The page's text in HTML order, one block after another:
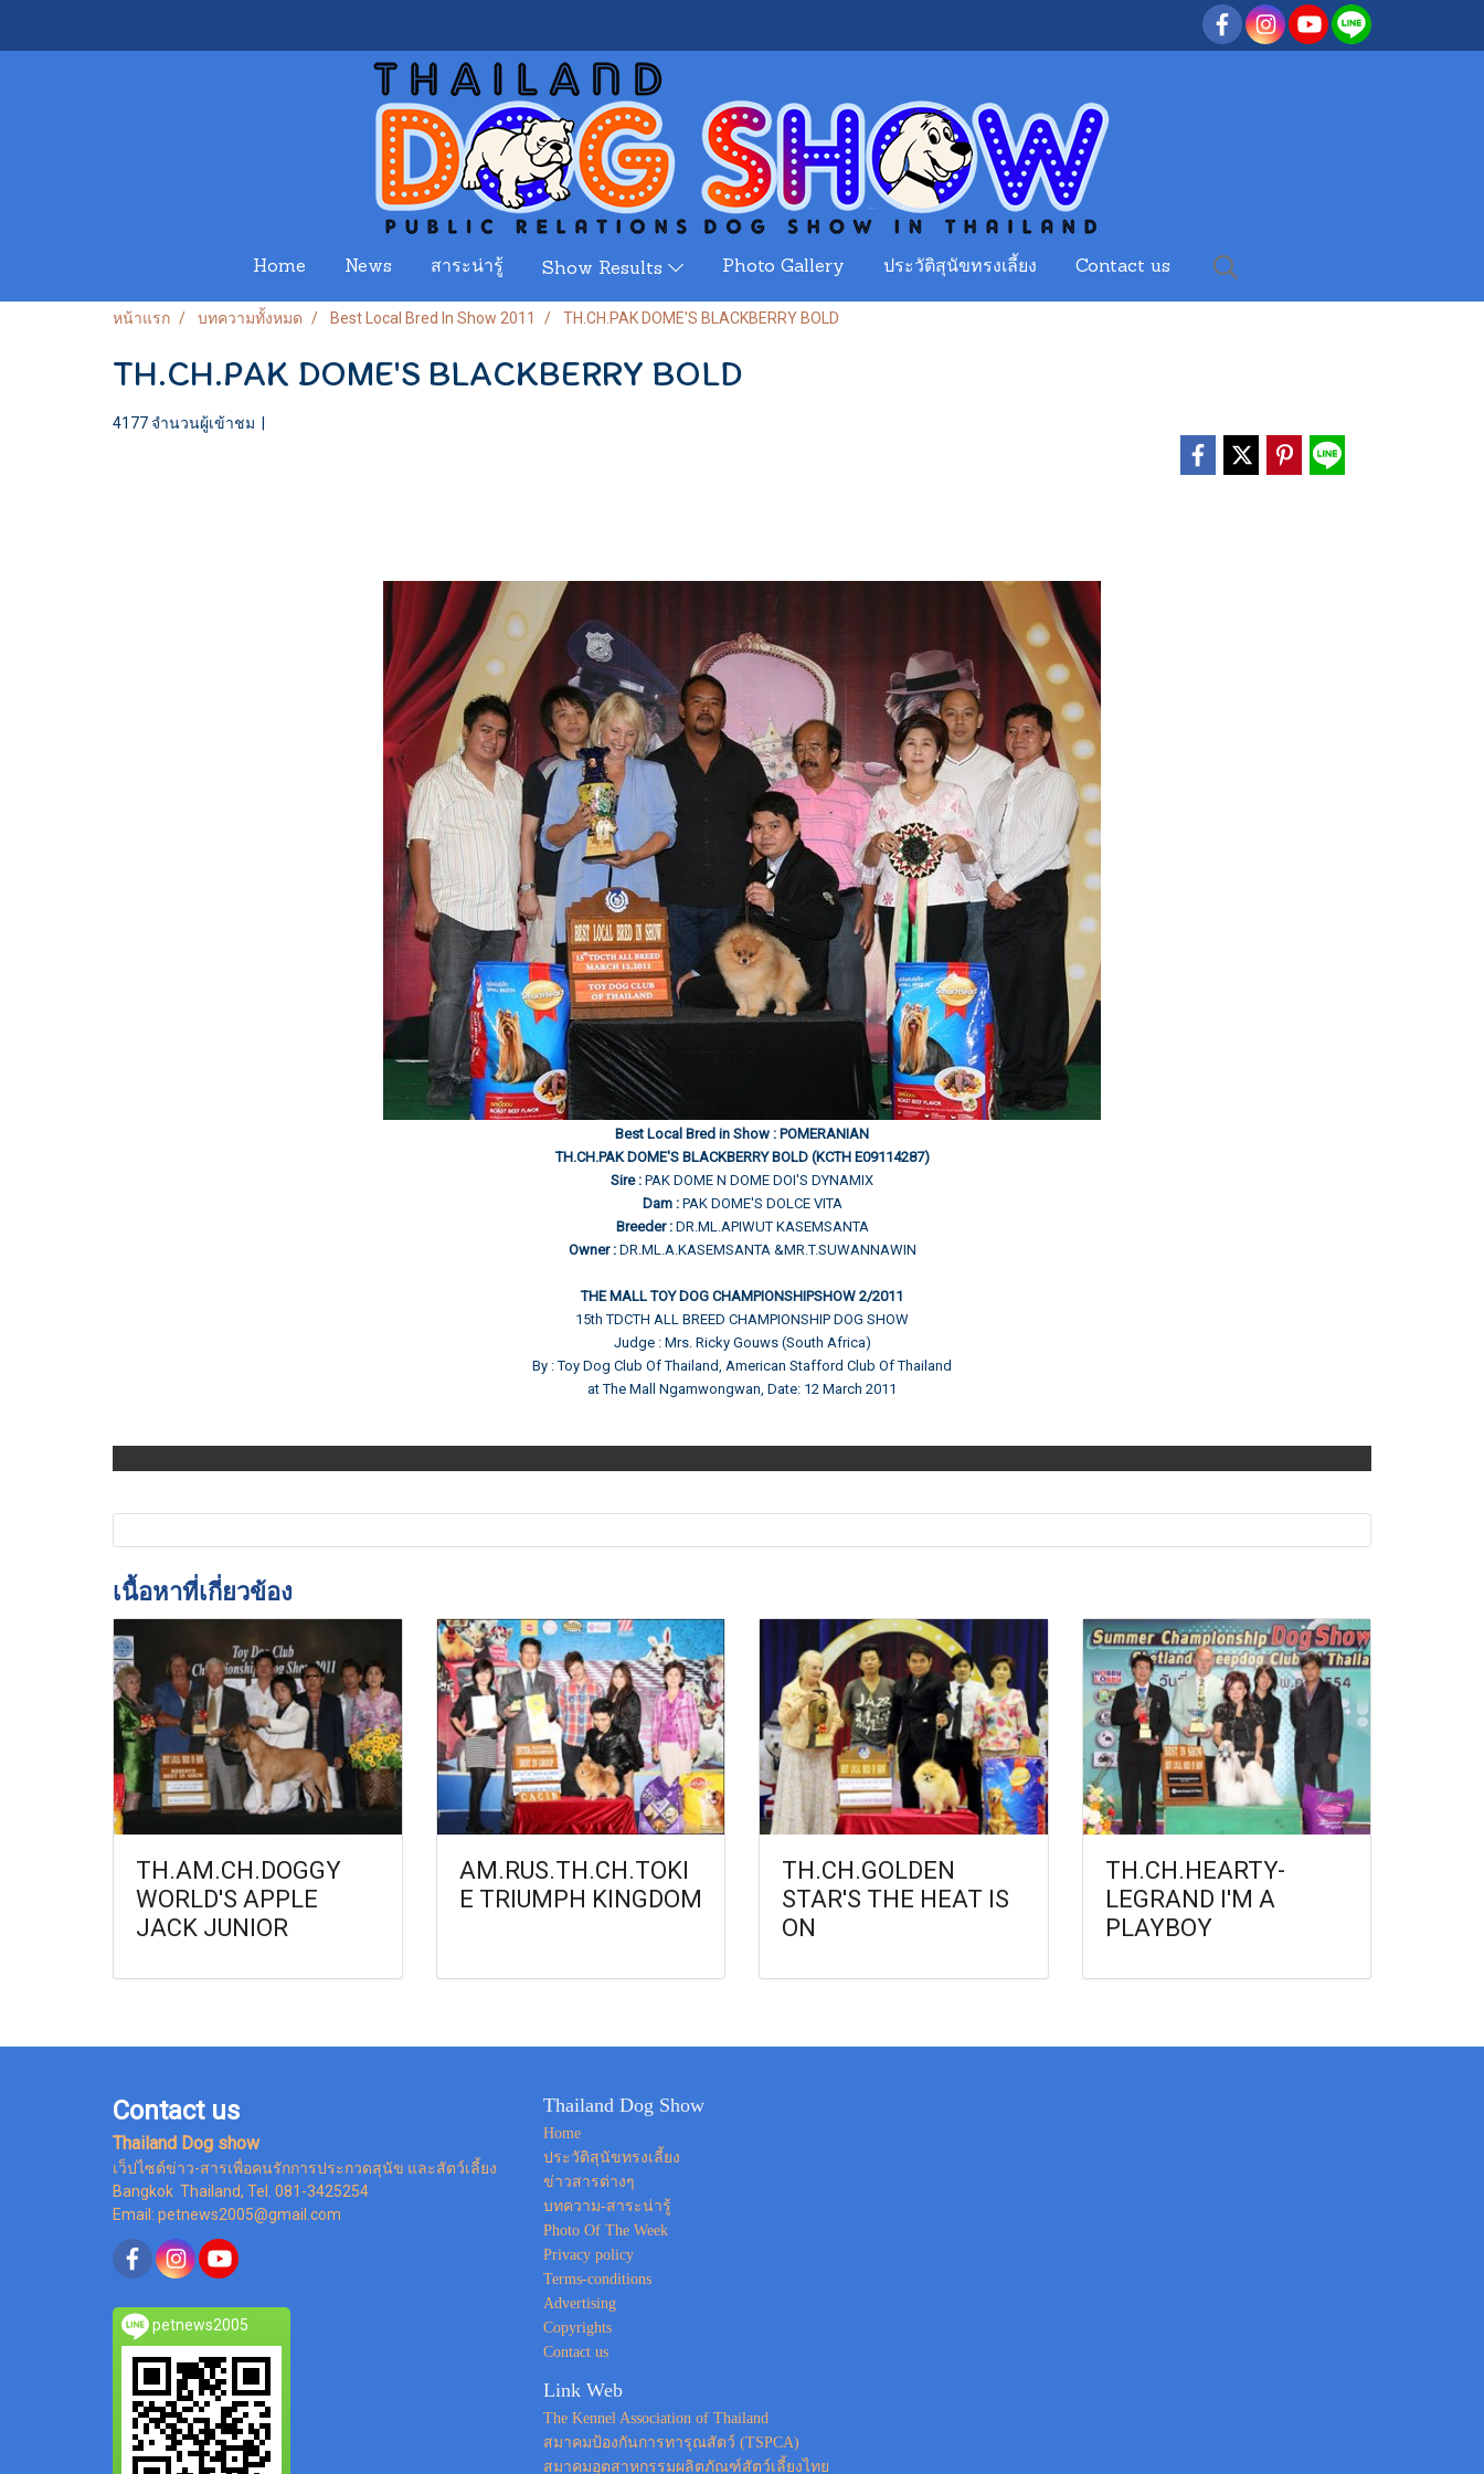
Home News สาระน่ารู้ Show Results Photo Gallery ประวัติสุนัขทรงเลี้ยง Contact us
หน้าแรก บทความทั้งหมด Best Local Bred In Show 2011 TH.CH.PAK DOME'S BLACKBERRY BOLD
TH.CH.PAK DOME'S BLACKBERRY BOLD
4177 จำนวนผู้เข้าชม |
Best Local Bred in Show : POMERANIAN
TH.CH.PAK DOME'S BLACKBERRY BOLD (KCTH E09114287)
Sire : PAK DOME N DOME DOI'S DYNAMIX
Dam :PAK DOME'S DOLCE VITA
Breeder : DR.ML.APIWUT KASEMSANTA
Owner : DR.ML.A.KASEMSANTA &MR.T.SUWANNAWIN
THE MALL TOY DOG CHAMPIONSHIPSHOW 2/2011
15th TDCTH ALL BREED CHAMPIONSHIP DOG SHOW
Judge : Mrs. Ricky Gouws (South Africa)
By : Toy Dog Club Of Thailand, American Stafford Club Of Thailand
at The Mall Ngamwongwan, Date: 12 March 2011
เนื้อหาที่เกี่ยวข้อง
TH.AM.CH.DOGGY
WORLD'S APPLE
JACK JUNIOR
AM.RUS.TH.CH.TOKI
E TRIUMPH KINGDOM
TH.CH.GOLDEN
STAR'S THE HEAT IS
ON
TH.CH.HEARTY-
LEGRAND I'M A
PLAYBOY
Contact us
Thailand Dog show
เว็ปไซต์ข่าว-สารเพื่อคนรักการประกวดสุนัข และสัตว์เลี้ยง
Bangkok Thailand, Tel. 081-3425254
Email: petnews2005@gmail.com
petnews2005
Thailand Dog Show
Home
ประวัติสุนัขทรงเลี้ยง
ข่าวสารต่างๆ
บทความ-สาระน่ารู้
Photo Of The Week
Privacy policy
Terms-conditions
Advertising
Copyrights
Contact us
Link Web
The Kennel Association of Thailand
สมาคมป้องกันการทารุณสัตว์ (TSPCA)
สมาคมอุตสาหกรรมผลิตภัณฑ์สัตว์เลี้ยงไทย